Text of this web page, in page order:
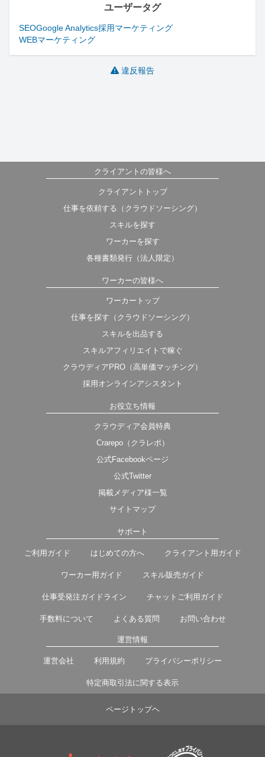
ユーザータグ
SEOGoogle Analytics採用マーケティング
WEBマーケティング
違反報告
クライアントの皆様へ
クライアントトップ
仕事を依頼する（クラウドソーシング）
スキルを探す
ワーカーを探す
各種書類発行（法人限定）
ワーカーの皆様へ
ワーカートップ
仕事を探す（クラウドソーシング）
スキルを出品する
スキルアフィリエイトで稼ぐ
クラウディアPRO（高単価マッチング）
採用オンラインアシスタント
お役立ち情報
クラウディア会員特典
Crarepo（クラレポ）
公式Facebookページ
公式Twitter
掲載メディア様一覧
サイトマップ
サポート
ご利用ガイド はじめての方へ クライアント用ガイド
ワーカー用ガイド スキル販売ガイド
仕事受発注ガイドライン チャットご利用ガイド
手数料について よくある質問 お問い合わせ
運営情報
運営会社 利用規約 プライバシーポリシー
特定商取引法に関する表示
ページトップヘ